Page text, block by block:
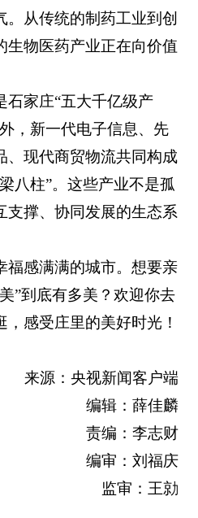
从传统的制药工业到创
生物医药产业正在向价值
石家庄“五大千亿级产
，新一代电子信息、先
、现代商贸物流共同构成
八柱”。这些产业不是孤
支撑、协同发展的生态系
福感满满的城市。想要亲
”到底有多美？欢迎你去
感受庄里的美好时光！
来源：央视新闻客户端
编辑：薛佳麟
责编：李志财
编审：刘福庆
监审：王勍